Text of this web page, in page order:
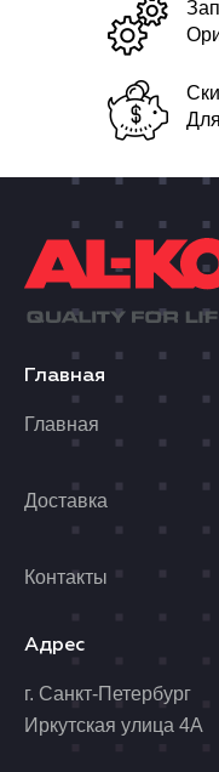
Главная
Главная
Доставка
Контакты
Адрес
г. Санкт-Петербург
Иркутская улица 4А